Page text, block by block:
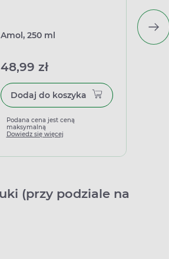
Amol, 250 ml
48,99 zł
Dodaj do koszyka
Podana cena jest ceną
maksymalną
Dowiedz się więcej
(przy podziale na